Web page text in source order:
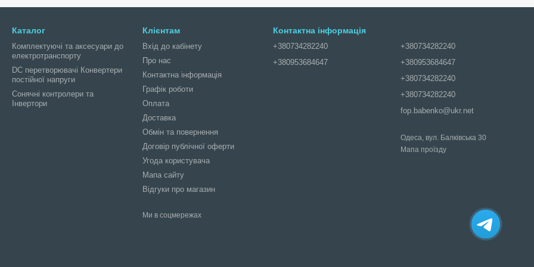
Каталог
Комплектуючі та аксесуари до
електротранспорту
DC перетворювачі Конвертери
постійної напруги
Сонячні контролери та
Інвертори
Клієнтам
Вхід до кабінету
Про нас
Контактна інформація
Графік роботи
Оплата
Доставка
Обмін та повернення
Договір публічної оферти
Угода користувача
Мапа сайту
Відгуки про магазин
Ми в соцмережах
Контактна інформація
+380734282240
+380953684647
+380734282240
+380953684647
+380734282240
+380734282240
fop.babenko@ukr.net
Одеса, вул. Балківська 30
Мапа проїзду